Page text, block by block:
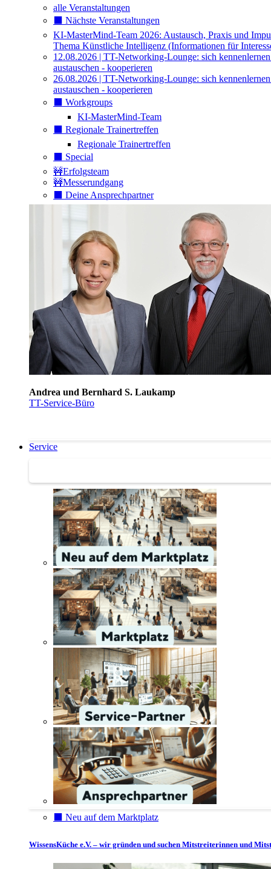
alle Veranstaltungen
⬛️ Nächste Veranstaltungen
KI-MasterMind-Team 2026: Austausch, Praxis und
Thema Künstliche Intelligenz (Informationen für
12.08.2026 | TT-Networking-Lounge: sich
austauschen - kooperieren
26.08.2026 | TT-Networking-Lounge: sich
austauschen - kooperieren
⬛️ Workgroups
KI-MasterMind-Team
⬛️ Regionale Trainertreffen
Regionale Trainertreffen
⬛️ Special
🚧Erfolgsteam
🚧Messerundgang
⬛️ Deine Ansprechpartner
Andrea und Bernhard S. Laukamp
TT-Service-Büro
Service
⬛️ Neu auf dem Marktplatz
WissensKüche e.V. – wir gründen und suchen Mitstreiterinnen und